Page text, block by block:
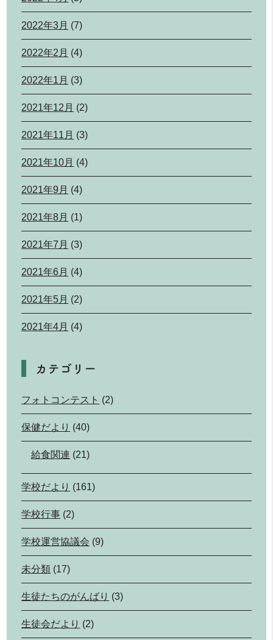
2022年3月 (7)
2022年2月 (4)
2022年1月 (3)
2021年12月 (2)
2021年11月 (3)
2021年10月 (4)
2021年9月 (4)
2021年8月 (1)
2021年7月 (3)
2021年6月 (4)
2021年5月 (2)
2021年4月 (4)
カテゴリー
フォトコンテスト (2)
保健だより (40)
給食関連 (21)
学校だより (161)
学校行事 (2)
学校運営協議会 (9)
未分類 (17)
生徒たちのがんばり (3)
生徒会だより (2)